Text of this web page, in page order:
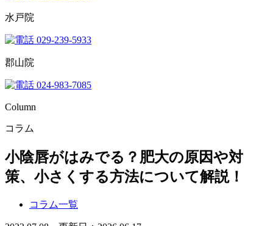
水戸院
029-239-5933
郡山院
024-983-7085
Column
コラム
小陰唇がはみでる？肥大の原因や対
策、小さくする方法について解説！
コラム一覧